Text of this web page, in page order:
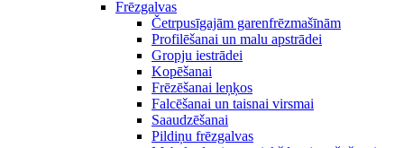
Frēzgalvas
Četrpusīgajām garenfrēzmašīnām
Profilēšanai un malu apstrādei
Gropju iestrādei
Kopēšanai
Frēzēšanai leņķos
Falcēšanai un taisnai virsmai
Saaudzēšanai
Pildiņu frēzgalvas